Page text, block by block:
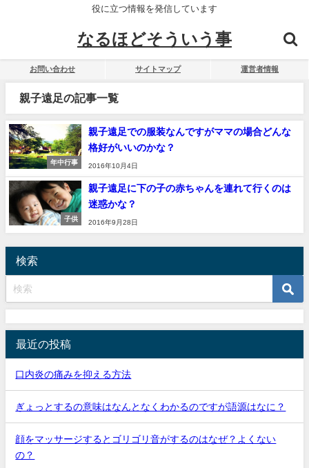
役に立つ情報を発信しています
なるほどそういう事
お問い合わせ サイトマップ 運営者情報
親子遠足の記事一覧
年中行事
親子遠足での服装なんですがママの場合どんな
格好がいいのかな？
2016年10月4日
子供
親子遠足に下の子の赤ちゃんを連れて行くのは
迷惑かな？
2016年9月28日
検索
最近の投稿
口内炎の痛みを抑える方法
ぎょっとするの意味はなんとなくわかるのですが語源はなに？
顔をマッサージするとゴリゴリ音がするのはなぜ？よくない
の？